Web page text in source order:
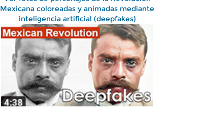
Mexicana coloreadas y animadas mediante
inteligencia artificial (deepfakes)